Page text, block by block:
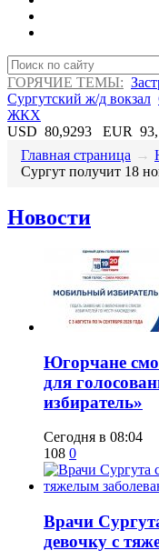
ГОРЯЧИЕ ТЕМЫ:
Сургутский ж/д вокзал
ЖКХ
USD 80,9293 EUR
Главная страница →
​Сургут получит 18
Новости
Югорчане
для
избиратель»
Сегодня в 08:04
108 0
​Врачи
девочку с